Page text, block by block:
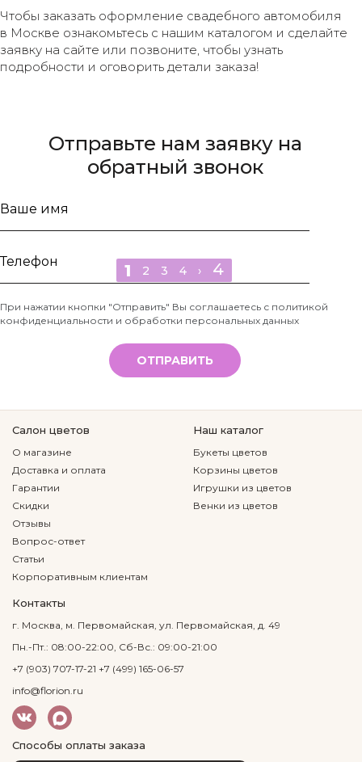
1 2 3 4 › 4
Чтобы заказать оформление свадебного автомобиля
в Москве ознакомьтесь с нашим каталогом и сделайте
заявку на сайте или позвоните, чтобы узнать
подробности и оговорить детали заказа!
Отправьте нам заявку на
обратный звонок
Ваше
Телефон
*
При нажатии кнопки "Отправить" Вы соглашаетесь с политикой
конфиденциальности и обработки персональных данных
ОТПРАВИТЬ
Салон цветов
О магазине
Доставка и оплата
Гарантии
Скидки
Отзывы
Вопрос-ответ
Статьи
Корпоративным клиентам
Наш каталог
Букеты цветов
Корзины цветов
Игрушки из цветов
Венки из цветов
Контакты
г. Москва, м. Первомайская, ул. Первомайская, д. 49
Пн.-Пт.: 08:00-22:00, Сб-Вс.: 09:00-21:00
+7 (903) 707-17-21 +7 (499) 165-06-57
info@florion.ru
Способы оплаты заказа